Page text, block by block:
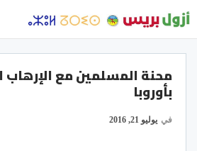
محنة المسلمين مع الإرهاب
بأوروبا
في يوليو 21, 2016